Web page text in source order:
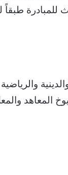
للمبادرة
المعاهد